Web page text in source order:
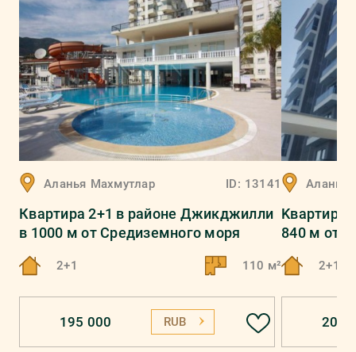
Аланья Махмутлар ID: 13141
Квартира 2+1 в районе Джикджилли
в 1000 м от Средиземного моря
2+1 110 м²
195 000 RUB
Аланья
Kвартирa
840 м от
2+1
201